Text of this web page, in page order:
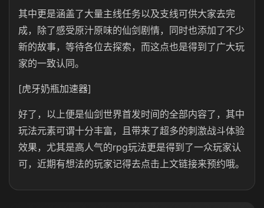
其中更是涵盖了大量主线任务以及支线可供大家去完
成，除了感受原汁原味的仙剑剧情，同时也添加了不少
新的故事，等待各位去探索，而这点也是得到了广大玩
家的一致认同。
[虎牙奶瓶加速器]
好了，以上便是仙剑世界首发时间的全部内容了，其中
玩法元素可谓十分丰富，且带来了超多的刺激战斗体验
效果，尤其是高人气的rpg玩法更是得到了一众玩家认
可，近期有想法的玩家记得去点击上文链接来预约哦。